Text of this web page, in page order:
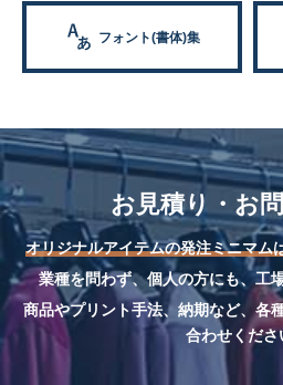
フォント(書体)集
お見積り・お
オリジナルアイテムの発注ミニマム
業種を問わず、個人の方にも、工
商品やプリント手法、納期など、各
合わせくださ